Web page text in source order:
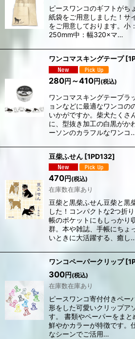
ピースワンコのギフトがち
紙袋をご用意しました！サ
をご用意しております。小
250mm中：幅320×マ…
ワンコマスキングテープ [
280円 ～410円(税込)
ワンコマスキングテープラ
ョンなどに最適なワンコの
いかがですか。柴犬たくさ
に、型抜き加工の白黒がか
ーソンのカラフルなワンコ
豆柴ふせん [1PD132]
470円 (税込)
在庫数在庫あり
豆柴と黒柴ふせん豆柴と黒
した！コンパクトな2つ折
帳のポケットにもしっかり
群。本や雑誌、手帳にちょ
いときに大活躍する、癒し
ワンコペーパークリップ [
300円 (税込)
在庫数在庫あり
ピースワンコ寄付付きペー
形をした可愛いクリップア
す。 書類やペーパーをま
鮮やかカラーが特徴です。
なシーンでご活用…